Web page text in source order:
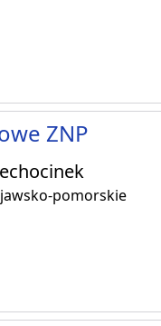
ZNP
pomorskie